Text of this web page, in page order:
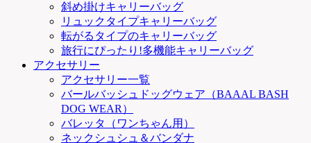
斜め掛けキャリーバッグ
リュックタイプキャリーバッグ
転がるタイプのキャリーバッグ
旅行にぴったり!多機能キャリーバッグ
アクセサリー
アクセサリー一覧
バールバッシュドッグウェア（BAAAL BASH
DOG WEAR）
バレッタ（ワンちゃん用）
ネックシュシュ＆バンダナ